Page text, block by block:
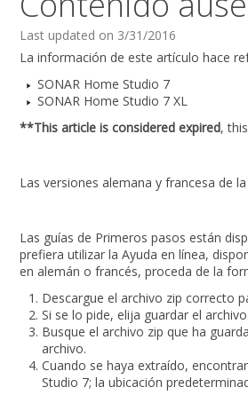
Last updated on 3/31/2016
La información de este artículo hace
SONAR Home Studio 7
SONAR Home Studio 7 XL
**This article is considered expired,
Las versiones alemana y francesa de
Las guías de Primeros pasos están
prefiera utilizar la Ayuda en línea,
en alemán o francés, proceda de la
Descargue el archivo zip correcto
Si se lo pide, elija guardar el
Busque el archivo zip que ha
archivo.
Cuando se haya extraído,
Studio 7; la ubicación